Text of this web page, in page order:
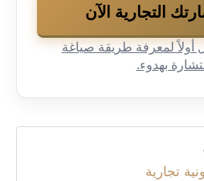
التجارية الآن
أولاً لمعرفة طريقة صياغة
بهدوء.
تجارية